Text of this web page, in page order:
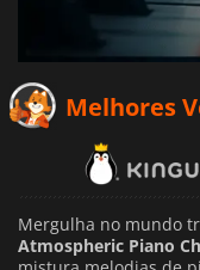
Melhores
Mergulha no mundo
Atmospheric Piano